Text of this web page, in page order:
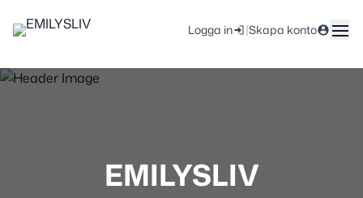
Logga in |Skapa konto
EMILYSLIV